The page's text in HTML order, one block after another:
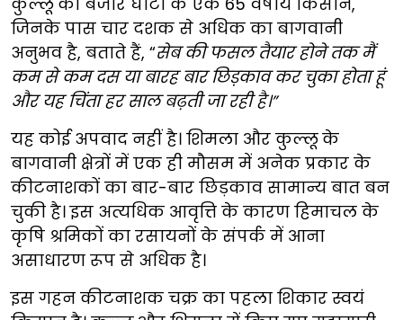
जिनके पास चार दशक से अधिक का बागवानी
अनुभव है, बताते हैं, “सेब की फसल तैयार होने तक मैं
कम से कम दस या बारह बार छिड़काव कर चुका होता हूं
और यह चिंता हर साल बढ़ती जा रही है।”
यह कोई अपवाद नहीं है। शिमला और कुल्लू के
बागवानी क्षेत्रों में एक ही मौसम में अनेक प्रकार के
कीटनाशकों का बार-बार छिड़काव सामान्य बात बन
चुकी है। इस अत्यधिक आवृत्ति के कारण हिमाचल के
कृषि श्रमिकों का रसायनों के संपर्क में आना
असाधारण रूप से अधिक है।
इस गहन कीटनाशक चक्र का पहला शिकार स्वयं